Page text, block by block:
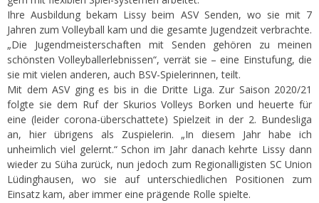
Ihre Ausbildung bekam Lissy beim ASV Senden, wo sie mit 7
Jahren zum Volleyball kam und die gesamte Jugendzeit verbrachte.
„Die Jugendmeisterschaften mit Senden gehören zu meinen
schönsten Volleyballerlebnissen“, verrät sie – eine Einstufung, die
sie mit vielen anderen, auch BSV-Spielerinnen, teilt.
Mit dem ASV ging es bis in die Dritte Liga. Zur Saison 2020/21
folgte sie dem Ruf der Skurios Volleys Borken und heuerte für
eine (leider corona-überschattete) Spielzeit in der 2. Bundesliga
an, hier übrigens als Zuspielerin. „In diesem Jahr habe ich
unheimlich viel gelernt.“ Schon im Jahr danach kehrte Lissy dann
wieder zu Süha zurück, nun jedoch zum Regionalligisten SC Union
Lüdinghausen, wo sie auf unterschiedlichen Positionen zum
Einsatz kam, aber immer eine prägende Rolle spielte.